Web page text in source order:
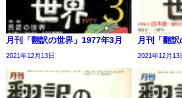
月刊「翻訳の世界」1977年3月
2021年12月13日
月刊「翻
2021年12月13